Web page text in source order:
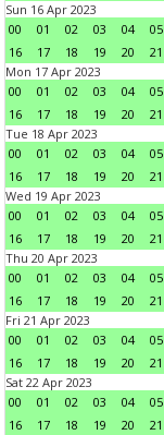
Sun 16 Apr 2023
00
01 02 03 04 05
16
17 18 19 20 21
Mon 17 Apr 2023
00
01 02 03 04 05
16
17 18 19 20 21
Tue 18 Apr 2023
00
01 02 03 04 05
16
17 18 19 20 21
Wed 19 Apr 2023
00
01 02 03 04 05
16
17 18 19 20 21
Thu 20 Apr 2023
00
01 02 03 04 05
16
17 18 19 20 21
Fri 21 Apr 2023
00
01 02 03 04 05
16
17 18 19 20 21
Sat 22 Apr 2023
00
01 02 03 04 05
16
17 18 19 20 21